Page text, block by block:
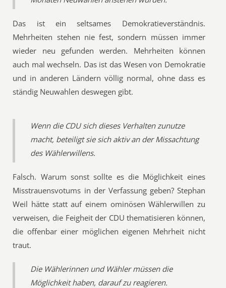
Das ist ein seltsames Demokratieverständnis.
Mehrheiten stehen nie fest, sondern müssen immer
wieder neu gefunden werden. Mehrheiten können
auch mal wechseln. Das ist das Wesen von Demokratie
und in anderen Ländern völlig normal, ohne dass es
ständig Neuwahlen deswegen gibt.
Wenn die CDU sich dieses Verhalten zunutze
macht, beteiligt sie sich aktiv an der Missachtung
des Wählerwillens.
Falsch. Warum sonst sollte es die Möglichkeit eines
Misstrauensvotums in der Verfassung geben? Stephan
Weil hätte statt auf einem ominösen Wählerwillen zu
verweisen, die Feigheit der CDU thematisieren können,
die offenbar einer möglichen eigenen Mehrheit nicht
traut.
Die Wählerinnen und Wähler müssen die
Möglichkeit haben, darauf zu reagieren.